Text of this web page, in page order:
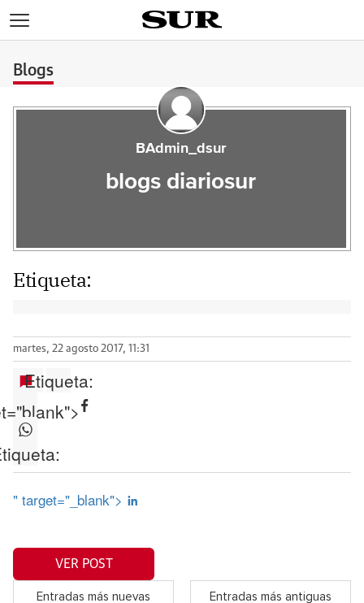
Blogs
BAdmin_dsur
blogs diariosur
Etiqueta:
martes, 22 agosto 2017, 11:31
Etiqueta:
" target="_blank">
VER POST
Entradas más nuevas Entradas más antiguas